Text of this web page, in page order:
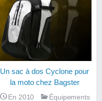
Un sac à dos Cyclone pour
la moto chez Bagster
En 2010 Équipements